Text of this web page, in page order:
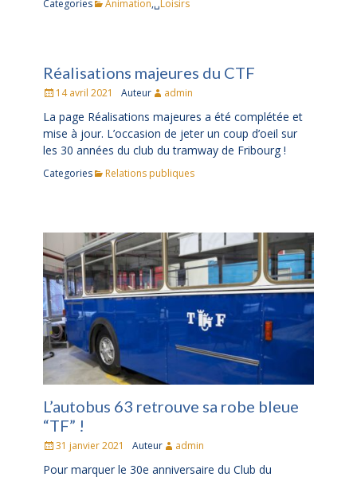
Categories Animation,␣Loisirs
Réalisations majeures du CTF
Posté14 avril 2021 Auteur admin
La page Réalisations majeures a été complétée et
mise à jour. L’occasion de jeter un coup d’oeil sur
les 30 années du club du tramway de Fribourg !
Categories Relations publiques
L’autobus 63 retrouve sa robe bleue
“TF” !
Posté31 janvier 2021 Auteur admin
Pour marquer le 30e anniversaire du Club du